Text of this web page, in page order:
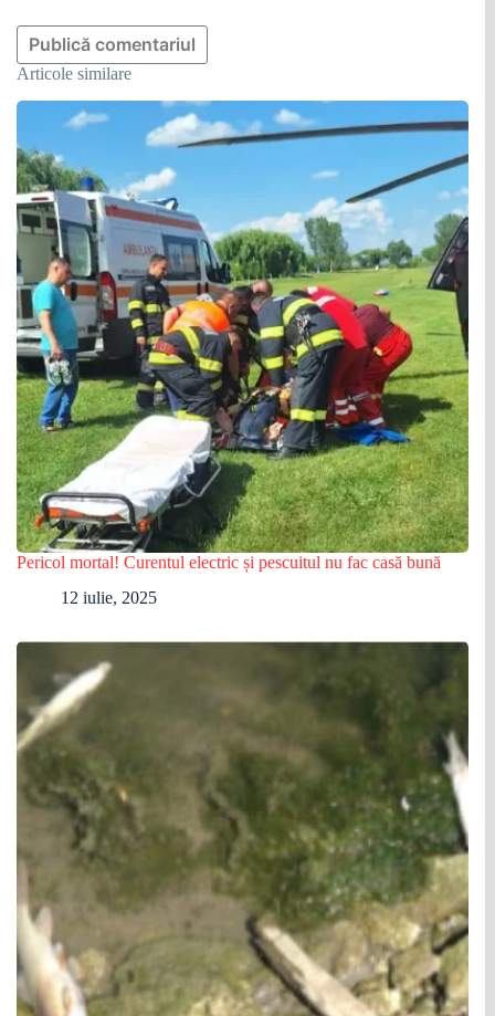
Publică comentariul
Articole similare
Pericol mortal! Curentul electric și pescuitul nu fac casă bună
12 iulie, 2025